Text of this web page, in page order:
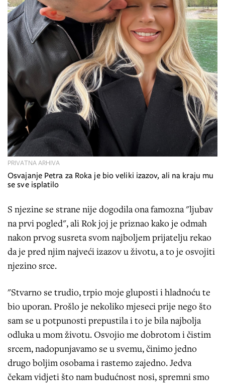
Osvajanje Petra za Roka je bio veliki izazov, ali na kraju mu
se sve isplatilo
PRIVATNA ARHIVA
S njezine se strane nije dogodila ona famozna "ljubav
na prvi pogled", ali Rok joj je priznao kako je odmah
nakon prvog susreta svom najboljem prijatelju rekao
da je pred njim najveći izazov u životu, a to je osvojiti
njezino srce.
"Stvarno se trudio, trpio moje gluposti i hladnoću te
bio uporan. Prošlo je nekoliko mjeseci prije nego što
sam se u potpunosti prepustila i to je bila najbolja
odluka u mom životu. Osvojio me dobrotom i čistim
srcem, nadopunjavamo se u svemu, činimo jedno
drugo boljim osobama i rastemo zajedno. Jedva
čekam vidjeti što nam budućnost nosi, spremni smo